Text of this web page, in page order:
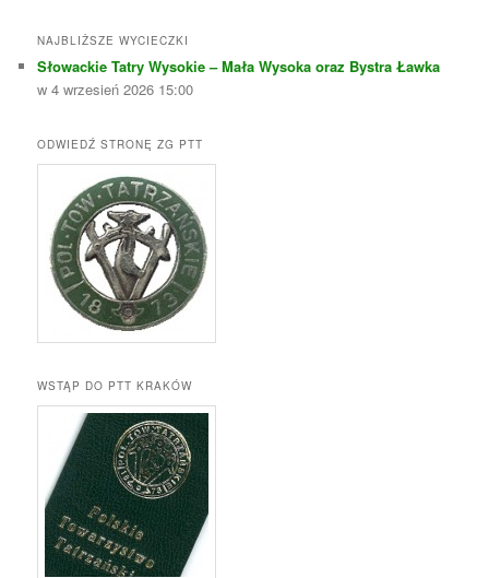
NAJBLIŻSZE WYCIECZKI
Słowackie Tatry Wysokie – Mała Wysoka oraz Bystra Ławka
w 4 wrzesień 2026 15:00
ODWIEDŹ STRONĘ ZG PTT
WSTĄP DO PTT KRAKÓW